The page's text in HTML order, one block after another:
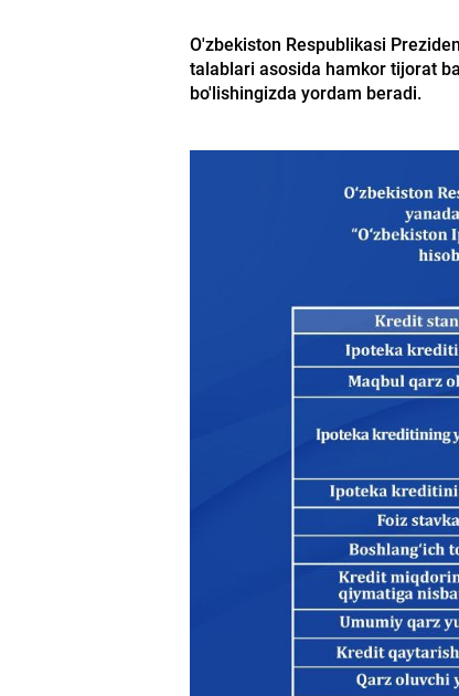
O'zbekiston Respublikasi
talablari asosida hamkor tijorat
bo'lishingizda yordam beradi.